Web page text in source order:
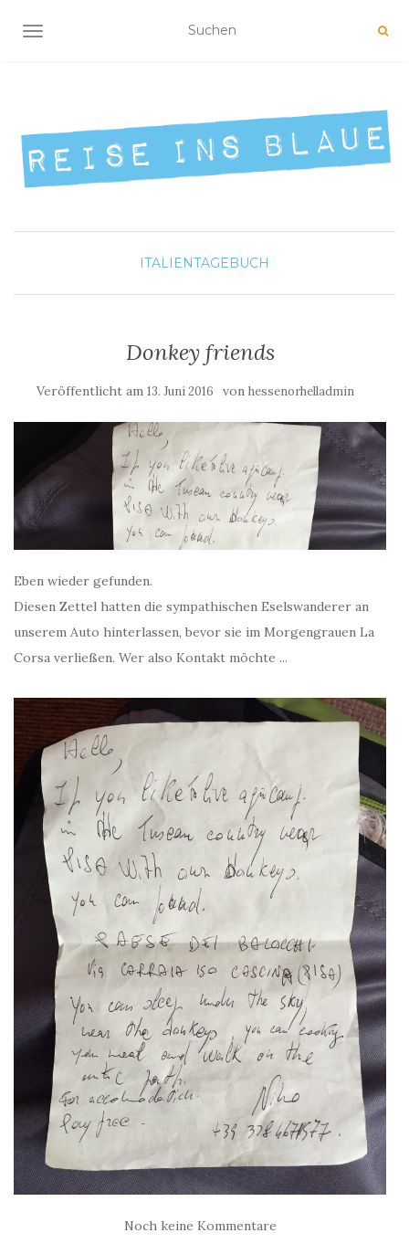
NAVIGATION UMSCHALTEN
ITALIENTAGEBUCH
Donkey friends
Veröffentlicht am 13. Juni 2016 von hessenorhelladmin
Eben wieder gefunden.
Diesen Zettel hatten die sympathischen Eselswanderer an
unserem Auto hinterlassen, bevor sie im Morgengrauen La
Corsa verließen. Wer also Kontakt möchte ...
Noch keine Kommentare